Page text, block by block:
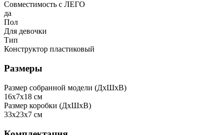
Совместимость с ЛЕГО
да
Пол
Для девочки
Тип
Конструктор пластиковый
Размеры
Размер собранной модели (ДxШxВ)
16x7x18 см
Размер коробки (ДxШxВ)
33x23x7 см